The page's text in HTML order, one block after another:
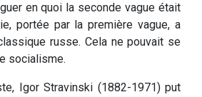
en quoi la seconde vague était
portée par la première vague, a
russe. Cela ne pouvait se
socialisme.
Igor Stravinski (1882-1971) put